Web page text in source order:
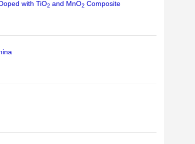
with TiO2and MnO2Composite